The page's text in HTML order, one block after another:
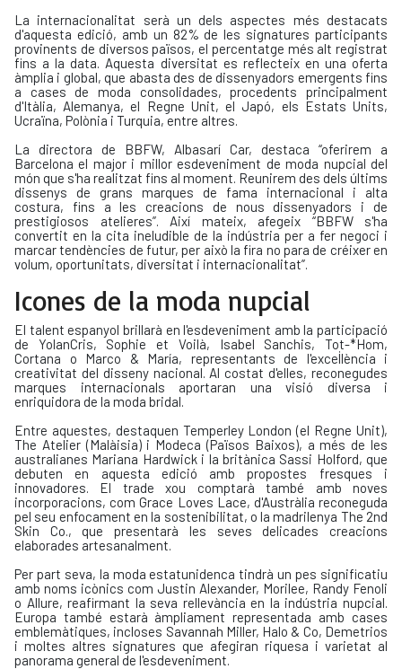
La internacionalitat serà un dels aspectes més destacats
d'aquesta edició, amb un 82% de les signatures participants
provinents de diversos països, el percentatge més alt registrat
fins a la data. Aquesta diversitat es reflecteix en una oferta
àmplia i global, que abasta des de dissenyadors emergents fins
a cases de moda consolidades, procedents principalment
d'Itàlia, Alemanya, el Regne Unit, el Japó, els Estats Units,
Ucraïna, Polònia i Turquia, entre altres.
La directora de BBFW, Albasarí Car, destaca “oferirem a
Barcelona el major i millor esdeveniment de moda nupcial del
món que s'ha realitzat fins al moment. Reunirem des dels últims
dissenys de grans marques de fama internacional i alta
costura, fins a les creacions de nous dissenyadors i de
prestigiosos atelieres”. Així mateix, afegeix “BBFW s'ha
convertit en la cita ineludible de la indústria per a fer negoci i
marcar tendències de futur, per això la fira no para de créixer en
volum, oportunitats, diversitat i internacionalitat”.
Icones de la moda nupcial
El talent espanyol brillarà en l'esdeveniment amb la participació
de YolanCris, Sophie et Voilà, Isabel Sanchis, Tot-*Hom,
Cortana o Marco & María, representants de l'excel·lència i
creativitat del disseny nacional. Al costat d'elles, reconegudes
marques internacionals aportaran una visió diversa i
enriquidora de la moda bridal.
Entre aquestes, destaquen Temperley London (el Regne Unit),
The Atelier (Malàisia) i Modeca (Països Baixos), a més de les
australianes Mariana Hardwick i la britànica Sassi Holford, que
debuten en aquesta edició amb propostes fresques i
innovadores. El trade xou comptarà també amb noves
incorporacions, com Grace Loves Lace, d'Austràlia reconeguda
pel seu enfocament en la sostenibilitat, o la madrilenya The 2nd
Skin Co., que presentarà les seves delicades creacions
elaborades artesanalment.
Per part seva, la moda estatunidenca tindrà un pes significatiu
amb noms icònics com Justin Alexander, Morilee, Randy Fenoli
o Allure, reafirmant la seva rellevància en la indústria nupcial.
Europa també estarà àmpliament representada amb cases
emblemàtiques, incloses Savannah Miller, Halo & Co, Demetrios
i moltes altres signatures que afegiran riquesa i varietat al
panorama general de l'esdeveniment.